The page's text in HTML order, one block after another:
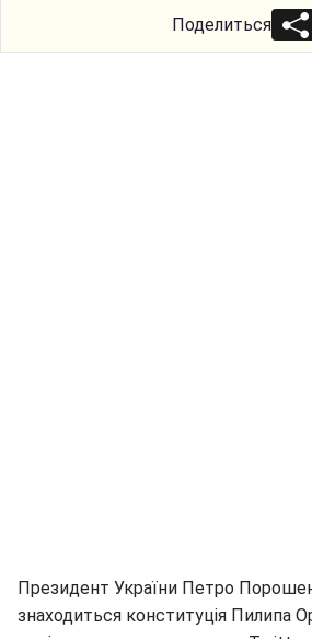
Поделиться
Президент України Петро
знаходиться конституція Пилипа